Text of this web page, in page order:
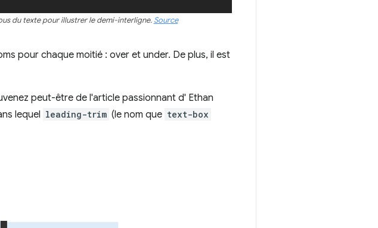
du texte pour illustrer le demi-interligne. Source
pour chaque moitié : over et under. De plus, il est
peut-être de l'article passionnant d' Ethan
lequel leading-trim (le nom que text-box